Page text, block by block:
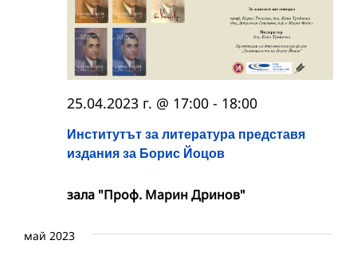
Институтът за литература представя
издания за Борис Йоцов
25.04.2023 г. @ 17:00 - 18:00
зала "Проф. Марин Дринов"
май 2023